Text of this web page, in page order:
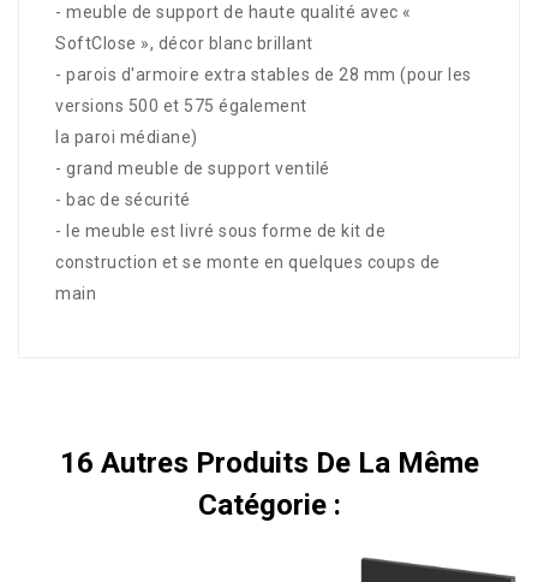
- meuble de support de haute qualité avec «
SoftClose », décor blanc brillant
- parois d'armoire extra stables de 28 mm (pour les
versions 500 et 575 également
la paroi médiane)
- grand meuble de support ventilé
- bac de sécurité
- le meuble est livré sous forme de kit de
construction et se monte en quelques coups de
main
16 Autres Produits De La Même
Catégorie :